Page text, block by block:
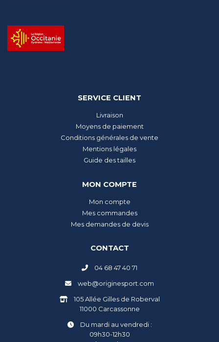
SERVICE CLIENT
Livraison
Moyens de paiement
Conditions générales de vente
Mentions légales
Guide des tailles
MON COMPTE
Mon compte
Mes commandes
Mes demandes de devis
CONTACT
04 68 47 40 71
web@originesport.com
105 Allée Gilles de Roberval
11000 Carcassonne
Du mardi au vendredi :
09h30-12h30